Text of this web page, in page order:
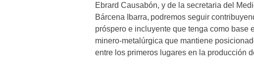
Ebrard Causabón, y de la secretaria del
Bárcena Ibarra, podremos seguir
próspero e incluyente que tenga como base
minero-metalúrgica que mantiene
entre los primeros lugares en la producción